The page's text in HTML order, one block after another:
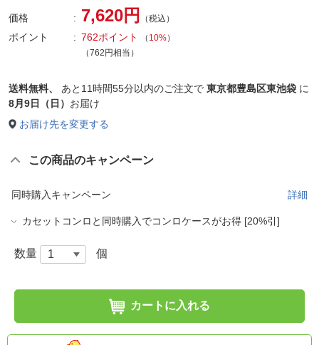
価格 7,620円 （税込）
ポイント 762ポイント （ 10%）
（762円相当）
送料無料、 あと 11時間55分以内のご注文で 東京都豊島区東池袋 に
8月9日（日） お届け
お届け先を変更する
この商品のキャンペーン
同時購入キャンペーン 詳細
カセットコンロと同時購入でコンロケースがお得 [20%引]
数量 個
カートに入れる